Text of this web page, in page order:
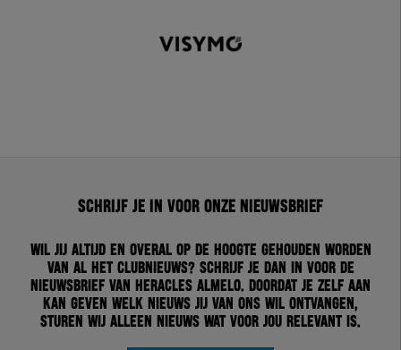
Schrijf je in voor onze nieuwsbrief
Wil jij altijd en overal op de hoogte gehouden worden
van al het clubnieuws? Schrijf je dan in voor de
nieuwsbrief van Heracles Almelo. Doordat je zelf aan
kan geven welk nieuws jij van ons wil ontvangen,
sturen wij alleen nieuws wat voor jou relevant is.